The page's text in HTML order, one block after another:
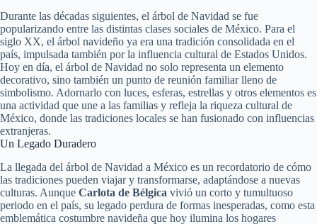
Durante las décadas siguientes, el árbol de Navidad se fue
popularizando entre las distintas clases sociales de México. Para el
siglo XX, el árbol navideño ya era una tradición consolidada en el
país, impulsada también por la influencia cultural de Estados Unidos.
Hoy en día, el árbol de Navidad no solo representa un elemento
decorativo, sino también un punto de reunión familiar lleno de
simbolismo. Adornarlo con luces, esferas, estrellas y otros elementos es
una actividad que une a las familias y refleja la riqueza cultural de
México, donde las tradiciones locales se han fusionado con influencias
extranjeras.
Un Legado Duradero
La llegada del árbol de Navidad a México es un recordatorio de cómo
las tradiciones pueden viajar y transformarse, adaptándose a nuevas
culturas. Aunque Carlota de Bélgica vivió un corto y tumultuoso
periodo en el país, su legado perdura de formas inesperadas, como esta
emblemática costumbre navideña que hoy ilumina los hogares